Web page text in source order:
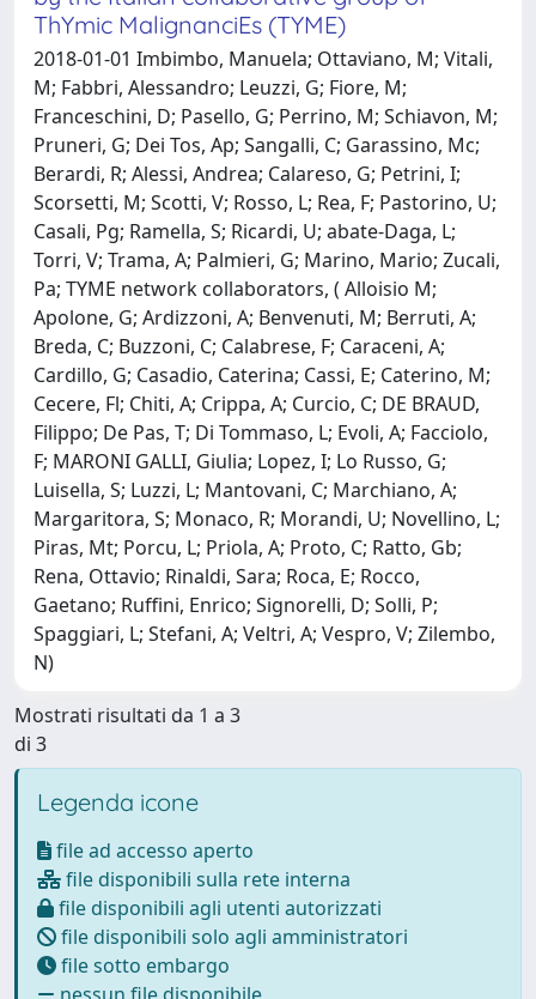
ThYmic MalignanciEs (TYME)
2018-01-01 Imbimbo, Manuela; Ottaviano, M; Vitali,
M; Fabbri, Alessandro; Leuzzi, G; Fiore, M;
Franceschini, D; Pasello, G; Perrino, M; Schiavon, M;
Pruneri, G; Dei Tos, Ap; Sangalli, C; Garassino, Mc;
Berardi, R; Alessi, Andrea; Calareso, G; Petrini, I;
Scorsetti, M; Scotti, V; Rosso, L; Rea, F; Pastorino, U;
Casali, Pg; Ramella, S; Ricardi, U; abate-Daga, L;
Torri, V; Trama, A; Palmieri, G; Marino, Mario; Zucali,
Pa; TYME network collaborators, ( Alloisio M;
Apolone, G; Ardizzoni, A; Benvenuti, M; Berruti, A;
Breda, C; Buzzoni, C; Calabrese, F; Caraceni, A;
Cardillo, G; Casadio, Caterina; Cassi, E; Caterino, M;
Cecere, Fl; Chiti, A; Crippa, A; Curcio, C; DE BRAUD,
Filippo; De Pas, T; Di Tommaso, L; Evoli, A; Facciolo,
F; MARONI GALLI, Giulia; Lopez, I; Lo Russo, G;
Luisella, S; Luzzi, L; Mantovani, C; Marchiano, A;
Margaritora, S; Monaco, R; Morandi, U; Novellino, L;
Piras, Mt; Porcu, L; Priola, A; Proto, C; Ratto, Gb;
Rena, Ottavio; Rinaldi, Sara; Roca, E; Rocco,
Gaetano; Ruffini, Enrico; Signorelli, D; Solli, P;
Spaggiari, L; Stefani, A; Veltri, A; Vespro, V; Zilembo,
N)
Mostrati risultati da 1 a 3
di 3
Legenda icone
file ad accesso aperto
file disponibili sulla rete interna
file disponibili agli utenti autorizzati
file disponibili solo agli amministratori
file sotto embargo